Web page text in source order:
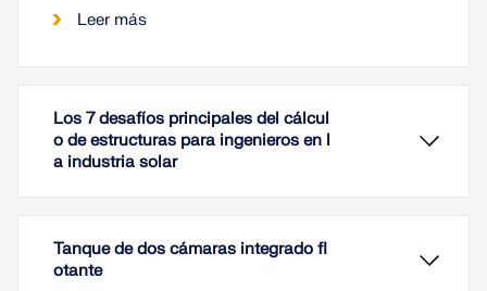
Leer más
Los 7 desafíos principales del cálcul
o de estructuras para ingenieros en l
a industria solar
Tanque de dos cámaras integrado fl
otante